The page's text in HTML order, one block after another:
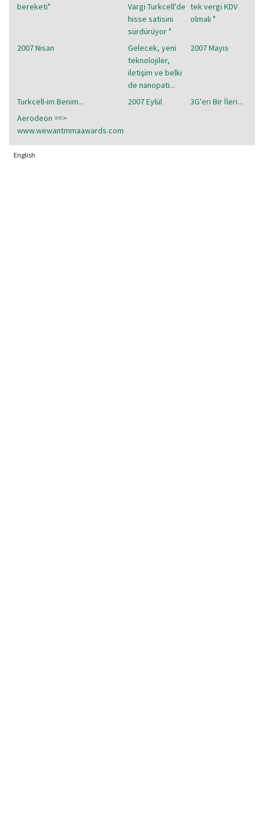
bereketi"
Vargi Turkcell'de
hisse satisini
sürdürüyor "
tek vergi KDV
olmali "
2007 Nisan
Gelecek, yeni
teknolojiler,
iletişim ve belki
de nanopati...
2007 Mayıs
Turkcell-im Benim... 2007 Eylül
3G'eri Bir İleri...
Aerodeon ==>
www.wewantmmaawards.com
English